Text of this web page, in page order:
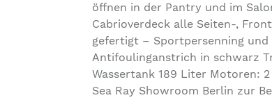
öffnen in der Pantry und im
Cabrioverdeck alle Seiten-,
gefertigt – Sportpersenning
Antifoulinganstrich in schwarz
Wassertank 189 Liter Motoren:
Sea Ray Showroom Berlin zur